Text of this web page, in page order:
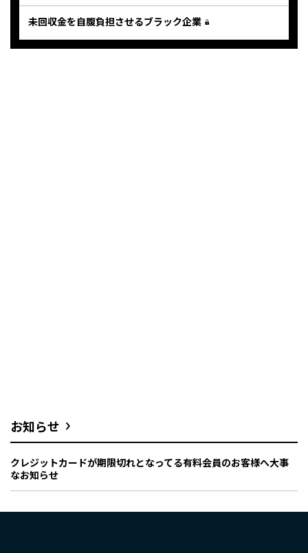
未回収金を自腹負担させるブラック企業
お知らせ
クレジットカードが期限切れとなってる有料会員のお客様へ大事
なお知らせ